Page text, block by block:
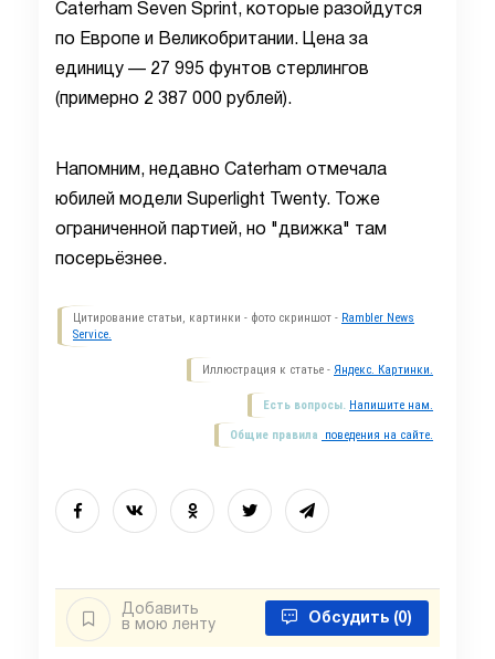
Caterham Seven Sprint, которые разойдутся
по Европе и Великобритании. Цена за
единицу — 27 995 фунтов стерлингов
(примерно 2 387 000 рублей).
Напомним, недавно Caterham отмечала
юбилей модели Superlight Twenty. Тоже
ограниченной партией, но "движка" там
посерьёзнее.
Цитирование статьи, картинки - фото скриншот - Rambler News
Service.
Иллюстрация к статье - Яндекс. Картинки.
Есть вопросы. Напишите нам.
Общие правила поведения на сайте.
Добавить
в мою ленту
Обсудить (0)